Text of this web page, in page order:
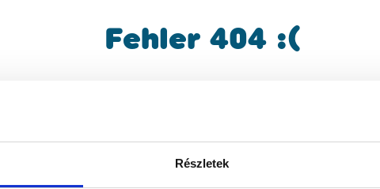
Részletek
Fehler 404 :(
die Suche neu!